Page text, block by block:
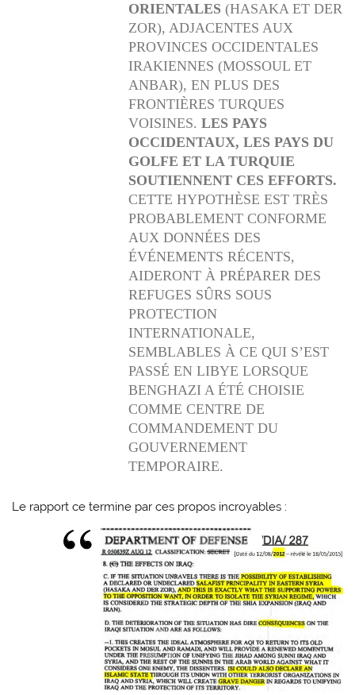
ORIENTALES(HASAKA ET DER
ZOR), ADJACENTES AUX
PROVINCES OCCIDENTALES
IRAKIENNES (MOSSOUL ET
ANBAR), EN PLUS DES
FRONTIÈRES TURQUES
VOISINES. LES PAYS
OCCIDENTAUX, LES PAYS DU
GOLFE ET LA TURQUIE
SOUTIENNENT CES EFFORTS.
CETTE HYPOTHÈSE EST TRÈS
PROBABLEMENT CONFORME
AUX DONNÉES DES
ÉVÉNEMENTS RÉCENTS,
AIDERONT À PRÉPARER DES
REFUGES SÛRS SOUS
PROTECTION
INTERNATIONALE,
SEMBLABLES À CE QUI S’EST
PASSÉ EN LIBYE LORSQUE
BENGHAZI A ÉTÉ CHOISIE
COMME CENTRE DE
COMMANDEMENT DU
GOUVERNEMENT
TEMPORAIRE.
Le rapport ce termine par ces propos incroyables :